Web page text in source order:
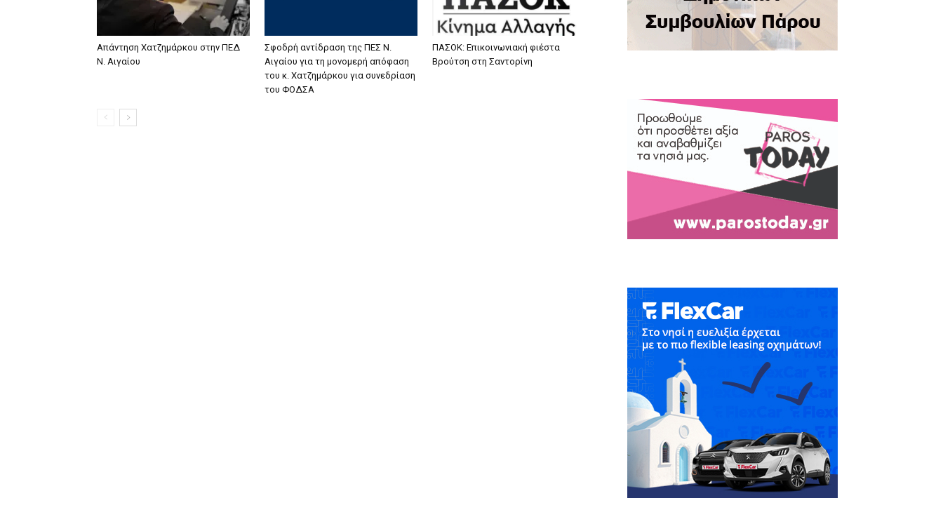
Απάντηση Χατζημάρκου στην ΠΕΔ
Ν. Αιγαίου
Σφοδρή αντίδραση της ΠΕΣ Ν.
Αιγαίου για τη μονομερή απόφαση
του κ. Χατζημάρκου για συνεδρίαση
του ΦΟΔΣΑ
ΠΑΣΟΚ: Επικοινωνιακή φιέστα
Βρούτση στη Σαντορίνη